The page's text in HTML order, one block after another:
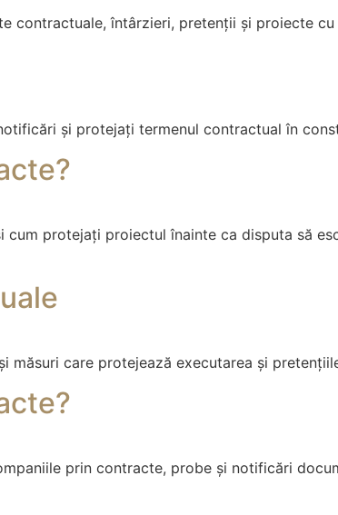
contractuale, întârzieri, pretenții și proiecte cu
și protejați termenul contractual în
protejați proiectul înainte ca disputa să
măsuri care protejează executarea și
prin contracte, probe și notificări